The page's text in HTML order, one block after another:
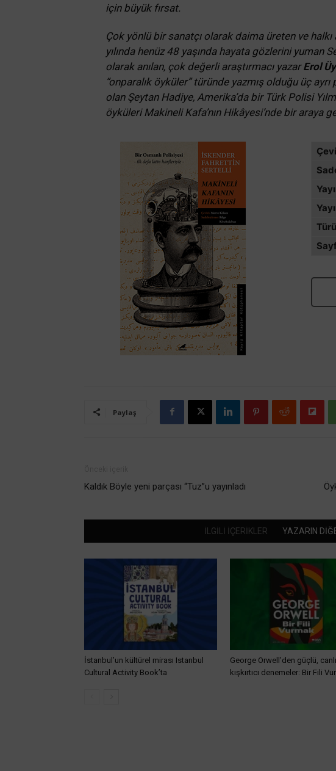
için büyük fırsat.
Çok yönlü bir sanatçı olarak daima üreten ve halkı
yılında henüz 48 yaşında hayata gözlerini yuman
olarak anılan, çok değerli araştırmacı yazarErol
“onparalık öyküler” türünde yazmış olduğu üç
olan Şeytan Hadiye, Amerika’da bir Türk Polisi
öyküleri Makineli Kafa’nın Hikâyesi’nde bir araya
Türü
Paylaş
Kaldık Böyle yeni parçası “Tuz”u yayınladı
İLGİLİ İÇERİKLER YAZARIN
İstanbul’un kültürel mirası Istanbul
Cultural Activity Book’ta
George Orwell’den güçlü, canlı,
kışkırtıcı denemeler: Bir Fili